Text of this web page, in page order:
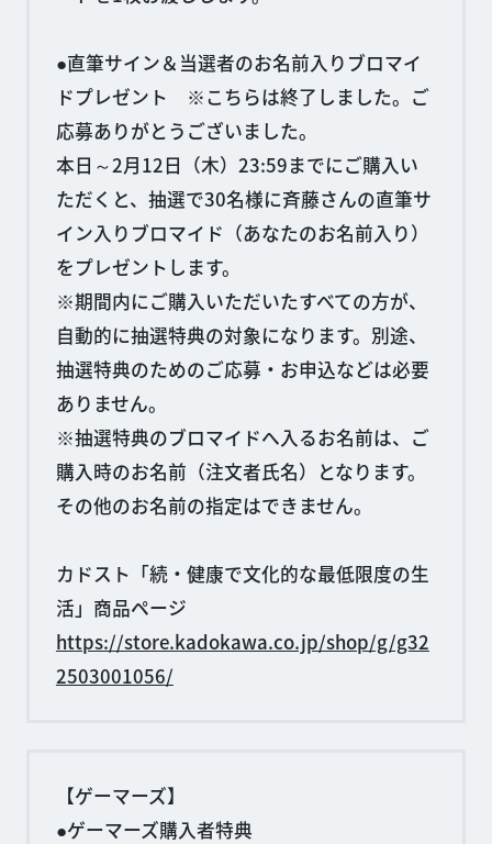
●直筆サイン＆当選者のお名前入りブロマイ
ドプレゼント ※こちらは終了しました。ご
応募ありがとうございました。
本日～2月12日（木）23:59までにご購入い
ただくと、抽選で30名様に斉藤さんの直筆サ
イン入りブロマイド（あなたのお名前入り）
をプレゼントします。
※期間内にご購入いただいたすべての方が、
自動的に抽選特典の対象になります。別途、
抽選特典のためのご応募・お申込などは必要
ありません。
※抽選特典のブロマイドへ入るお名前は、ご
購入時のお名前（注文者氏名）となります。
その他のお名前の指定はできません。
カドスト「続・健康で文化的な最低限度の生
活」商品ページ
https://store.kadokawa.co.jp/shop/g/g32
2503001056/
【ゲーマーズ】
●ゲーマーズ購入者特典